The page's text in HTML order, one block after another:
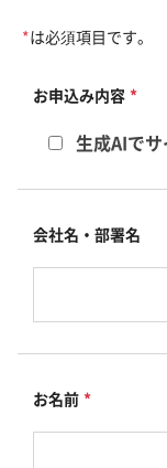
*は必須項目です。
お申込み内容 *
生成AIで
会社名・部署名
お名前 *